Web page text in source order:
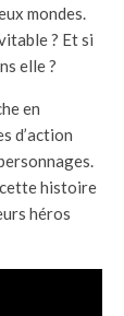
mondes.
? Et si
elle ?
en
d’action
histoire
héros